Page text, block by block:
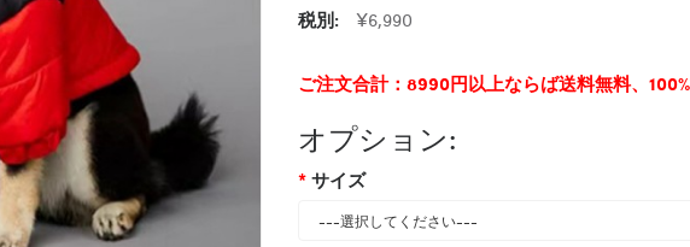
税別:
¥6,990
ご注文合計：8990円以上ならば送料無料、
オプション:
サイズ